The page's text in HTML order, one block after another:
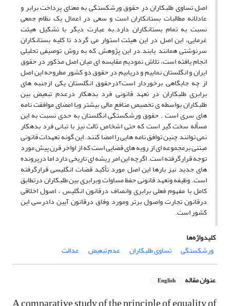
اصل تساوی طلبکاران در حقوق ورشکستگی به معنای پرداخت برابر و
عادلانه مطالبات بستانکاران است و سعی در اعمال یک نظام جمعی
نسبت به تمام بستانکاران دارد.به عبارت دیگر با تشکیل هیئت
غرمایی، این اصل در این هیئت استوار می گردد تا کلیه بستانکاران
سرنوشتی همانند یابند.در این پژوهش که به روش توصیفی تحلیلی
انجام یافته است، تلاش نمودیم مقایسه ای میان اصل مذکور در حقوق
ایران و انگلستان نماییم و دریابیم در حقوق دو کشور مطروحه این اصل
از چه جایگاهی برخوردار است؟درحقوق انگلستان یکی ازجنبه های
برابری طلبکاران در تعهد قانونی فرد بدهکار درعدم تبعیض بین
طلبکاران بواسطه ی تخصیص منافع مالی بیشتر ویا امضای موافقت نامه
های سری است . حقوق ورشکستگی انگلستان به حدی نسبت به این
مسأله سخت گیر است که حتی اشخاص ثالث نیز با تبانی فرد بدهکار
نمی توانند چنین توافق نامه هایی را امضا کنند. این گونه تعهدات قانونی
مبتنی برمجموعه ای از رویه های قضایی است که از اواخر قرن پیش مورد
توجه قرارگرفته است. اگرچه این امر ریشه ای تاریخی دارد اما درپرونده
های جدید نیز بارها این اصل مورد تأکید قضات انگلیسی قرارگرفته
است. وظیفه وتعهد قانونی حفظ مساوات وبرابری بین طلبکاران درتطابق
کامل با مفهوم فعلی برابری وانصاف درقانون انگلیس ، اصول اخلاقی
درقانون تجارت واصول برتر ومورد وفاق درقانون آیین دادرسی این
کشور است.
کلیدواژه‌ها
ورشکستگی
تساوی طلبکاران عدم تبعیض عدالت
عنوان مقاله English